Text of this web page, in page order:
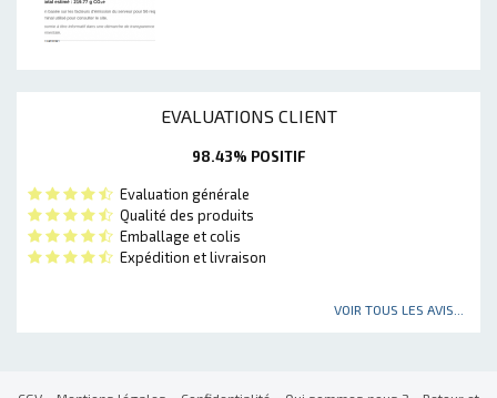
EVALUATIONS CLIENT
98.43% POSITIF
Evaluation générale
Qualité des produits
Emballage et colis
Expédition et livraison
VOIR TOUS LES AVIS...